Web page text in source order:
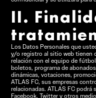
II.
Los Datos Personales que
y/o registro al sitio web tienen
relación con el equipo de
boletos, programa de
dinámicas, votaciones,
ATLAS FC, sus empresas
relacionadas. ATLAS FC
Facebook, Twitter y otros